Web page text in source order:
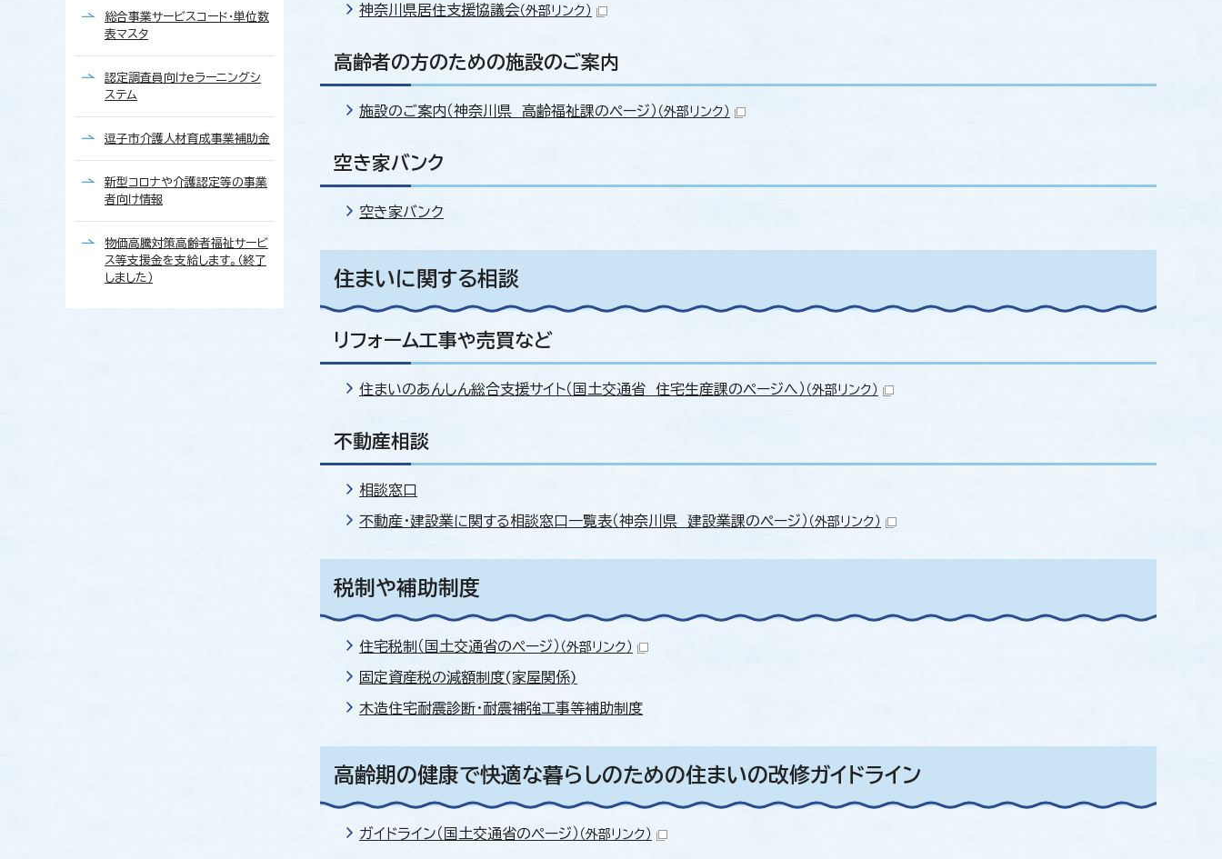
神奈川県居住支援協議会（外部リンク）
高齢者の方のための施設のご案内
施設のご案内（神奈川県 高齢福祉課のページ） （外部リンク）
空き家バンク
空き家バンク
住まいに関する相談
リフォーム工事や売買など
住まいのあんしん総合支援サイト（国土交通省 住宅生産課のページへ） （外部リンク）
不動産相談
相談窓口
不動産・建設業に関する相談窓口一覧表（神奈川県 建設業課のページ） （外部リンク）
税制や補助制度
住宅税制（国土交通省のページ） （外部リンク）
固定資産税の減額制度(家屋関係)
木造住宅耐震診断・耐震補強工事等補助制度
高齢期の健康で快適な暮らしのための住まいの改修ガイドライン
ガイドライン（国土交通省のページ） （外部リンク）
総合事業サービスコード・単位数
表マスタ
認定調査員向けeラーニングシ
ステム
逗子市介護人材育成事業補助金
新型コロナや介護認定等の事業
者向け情報
物価高騰対策高齢者福祉サービ
ス等支援金を支給します。（終了
しました）